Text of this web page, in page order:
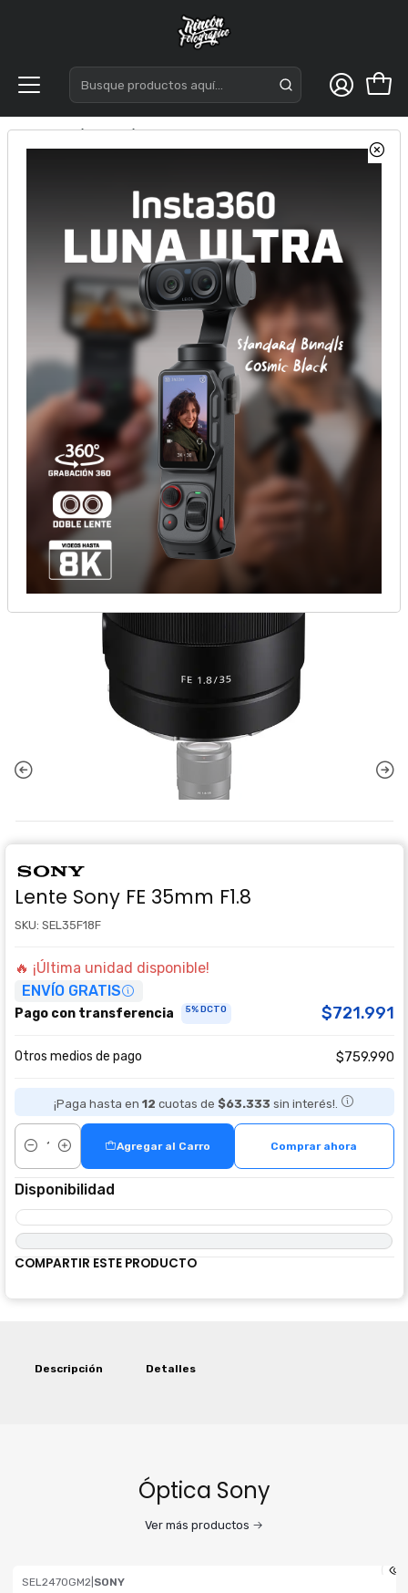
Inicio Óptica Óptica Sony Lente Sony FE 35mm F1.8
Lente Sony FE 35mm F1.8
SKU: SEL35F18F
🔥 ¡Última unidad disponible!
ENVÍO GRATIS
Pago con transferencia 5% DCTO $721.991
Otros medios de pago $759.990
¡Paga hasta en 12 cuotas de $63.333 sin interés!.
Cantidad
Agregar al Carro Comprar ahora
Disponibilidad
COMPARTIR ESTE PRODUCTO
Descripción Detalles
Óptica Sony
Ver más productos
SEL2470GM2| SONY